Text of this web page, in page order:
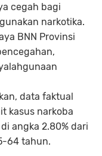
cegah bagi
narkotika.
BNN Provinsi
data faktual
kasus narkoba
angka 2.80% dari
64 tahun.